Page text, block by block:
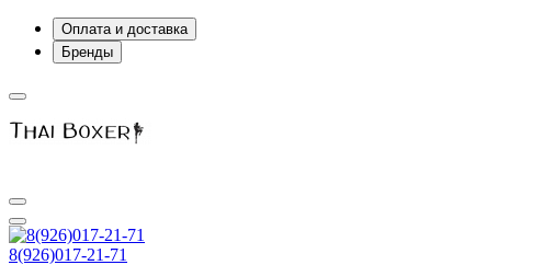
Оплата и доставка
Бренды
8(926)017-21-71